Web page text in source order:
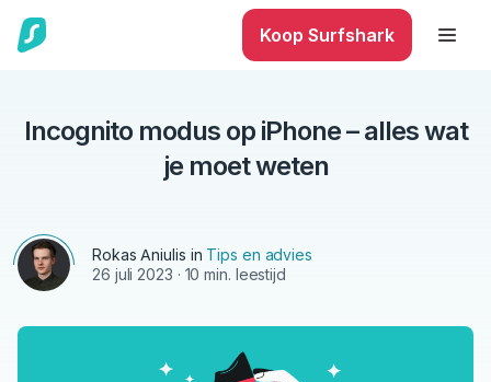
Koop Surfshark
Incognito modus op iPhone – alles wat
je moet weten
Rokas Aniulis in Tips en advies
26 juli 2023 · 10 min. leestijd